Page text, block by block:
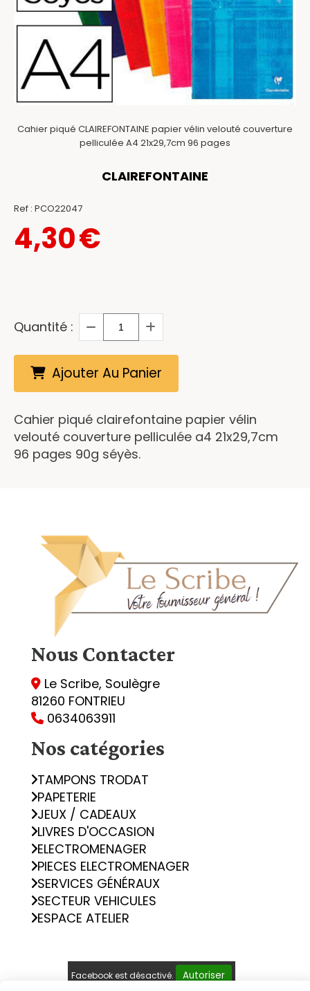
Cahier piqué CLAIREFONTAINE papier vélin velouté couverture
pelliculée A4 21x29,7cm 96 pages
CLAIREFONTAINE
Ref : PCO22047
4,30€
Quantité :
Ajouter Au Panier
Cahier piqué clairefontaine papier vélin
velouté couverture pelliculée a4 21x29,7cm
96 pages 90g séyès.
Nous Contacter
 Le Scribe, Soulègre
81260 FONTRIEU
 0634063911
Nos catégories
TAMPONS TRODAT
PAPETERIE
JEUX / CADEAUX
LIVRES D'OCCASION
ELECTROMENAGER
PIECES ELECTROMENAGER
SERVICES GÉNÉRAUX
SECTEUR VEHICULES
ESPACE ATELIER
Facebook est désactivé. Autoriser